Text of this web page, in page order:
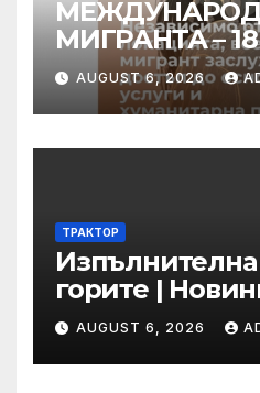
МИГРАНТА –
AUGUST 6, 2026
ТРАКТОР
горите |
AUGUST 6, 2026